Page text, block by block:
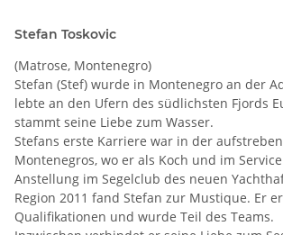
Stefan Toskovic
(Matrose, Montenegro)
Stefan (Stef) wurde in Montenegro an der
lebte an den Ufern des südlichsten Fjords
stammt seine Liebe zum Wasser.
Stefans erste Karriere war in der
Montenegros, wo er als Koch und im
Anstellung im Segelclub des neuen
Region 2011 fand Stefan zur Mustique. Er
Qualifikationen und wurde Teil des Teams.